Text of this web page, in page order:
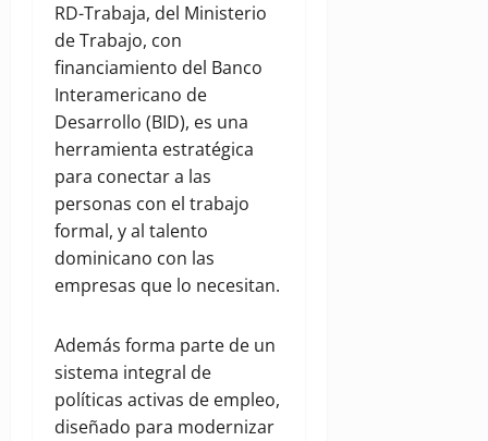
RD-Trabaja, del Ministerio
de Trabajo, con
financiamiento del Banco
Interamericano de
Desarrollo (BID), es una
herramienta estratégica
para conectar a las
personas con el trabajo
formal, y al talento
dominicano con las
empresas que lo necesitan.
Además forma parte de un
sistema integral de
políticas activas de empleo,
diseñado para modernizar